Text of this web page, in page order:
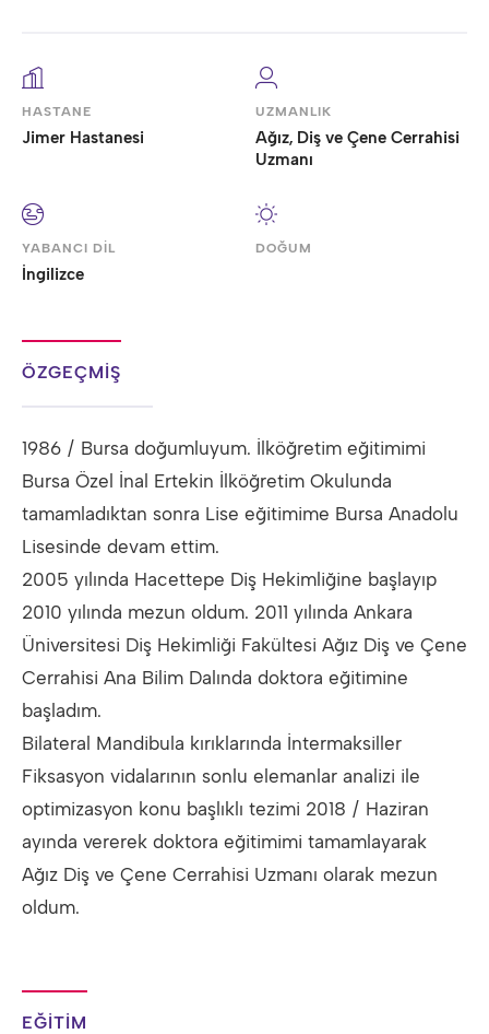
HASTANE
Jimer Hastanesi
UZMANLIK
Ağız, Diş ve Çene Cerrahisi
Uzmanı
YABANCI DİL
İngilizce
DOĞUM
ÖZGEÇMİŞ
1986 / Bursa doğumluyum. İlköğretim eğitimimi
Bursa Özel İnal Ertekin İlköğretim Okulunda
tamamladıktan sonra Lise eğitimime Bursa Anadolu
Lisesinde devam ettim.
2005 yılında Hacettepe Diş Hekimliğine başlayıp
2010 yılında mezun oldum. 2011 yılında Ankara
Üniversitesi Diş Hekimliği Fakültesi Ağız Diş ve Çene
Cerrahisi Ana Bilim Dalında doktora eğitimine
başladım.
Bilateral Mandibula kırıklarında İntermaksiller
Fiksasyon vidalarının sonlu elemanlar analizi ile
optimizasyon konu başlıklı tezimi 2018 / Haziran
ayında vererek doktora eğitimimi tamamlayarak
Ağız Diş ve Çene Cerrahisi Uzmanı olarak mezun
oldum.
EĞİTİM